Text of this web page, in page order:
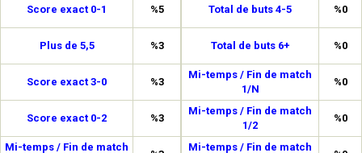
Score exact 0-1 %5
Plus de 5,5 %3
Score exact 3-0 %3
Score exact 0-2 %3
Mi-temps / Fin de match
Total de buts 4-5 %0
Total de buts 6+ %0
Mi-temps / Fin de match
1/N
%0
Mi-temps / Fin de match
1/2
%0
Mi-temps / Fin de match